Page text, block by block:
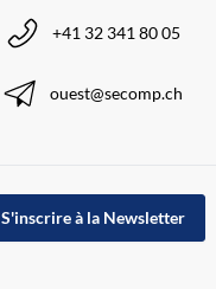
+41 32 341 80 05
ouest@secomp.ch
S'inscrire à la Newsletter